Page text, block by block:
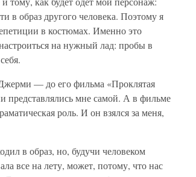
в образ другого человека. Поэтому я
в костюмах. Именно это
на нужный лад: пробы в
— до его фильма «Проклятая
представлялись мне самой. А в фильме
роль. И он взялся за меня,
в образ, но, будучи человеком
все на лету, может, потому, что нас